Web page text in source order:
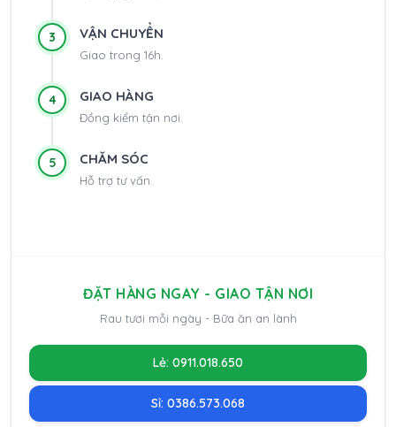
3 VẬN CHUYỂN
Giao trong 16h.
4 GIAO HÀNG
Đồng kiểm tận nơi.
5 CHĂM SÓC
Hỗ trợ tư vấn.
ĐẶT HÀNG NGAY - GIAO TẬN NƠI
Rau tươi mỗi ngày - Bữa ăn an lành
Lẻ: 0911.018.650
Sỉ: 0386.573.068